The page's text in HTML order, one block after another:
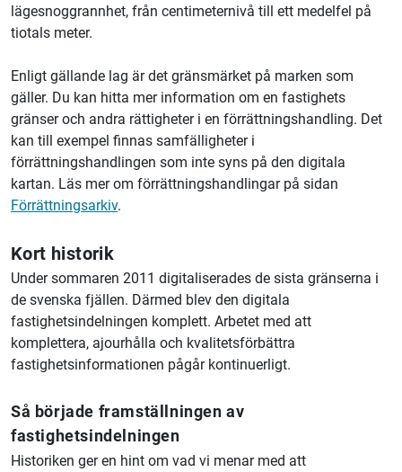
lägesnoggrannhet, från centimeternivå till ett medelfel på
tiotals meter.
Enligt gällande lag är det gränsmärket på marken som
gäller. Du kan hitta mer information om en fastighets
gränser och andra rättigheter i en förrättningshandling. Det
kan till exempel finnas samfälligheter i
förrättningshandlingen som inte syns på den digitala
kartan. Läs mer om förrättningshandlingar på sidan
Förrättningsarkiv.
Kort historik
Under sommaren 2011 digitaliserades de sista gränserna i
de svenska fjällen. Därmed blev den digitala
fastighetsindelningen komplett. Arbetet med att
komplettera, ajourhålla och kvalitetsförbättra
fastighetsinformationen pågår kontinuerligt.
Så började framställningen av
fastighetsindelningen
Historiken ger en hint om vad vi menar med att